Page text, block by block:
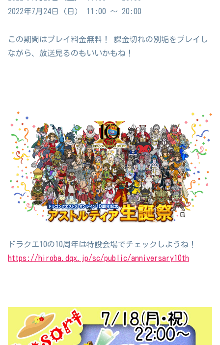
2022年7月24日（日） 11:00 ～ 20:00
この期間はプレイ料金無料！ 課金切れの別垢をプレイし
ながら、放送見るのもいいかもね！
ドラクエ10の10周年は特設会場でチェックしようね！
https://hiroba.dqx.jp/sc/public/anniversary10th